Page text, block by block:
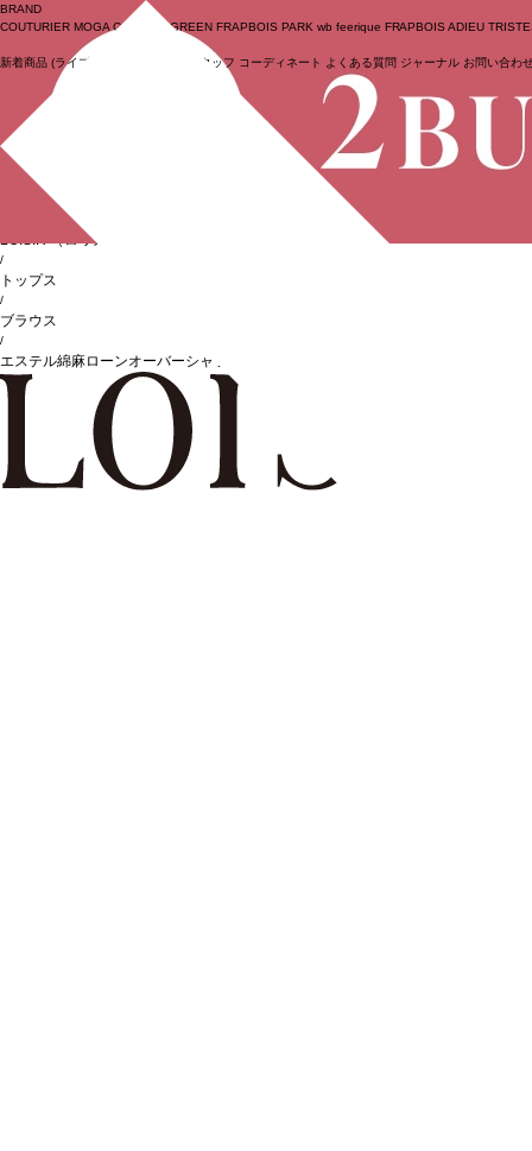
ログイン
BRAND
COUTURIER MOGA Collection GREEN FRAPBOIS PARK wb feerique FRAPBOIS ADIEU
新着商品 (ライブ) スタッフ コーディネート よくある質問 ジャーナル お問い合わ
BIGI online store
（ロワズィール）
/
トップス
/
ブラウス
/
エステル綿麻ローンオーバーシャツ